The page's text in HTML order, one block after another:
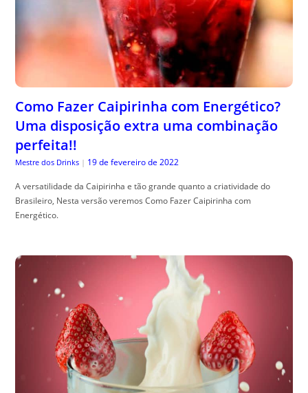
Como Fazer Caipirinha com Energético?
Uma disposição extra uma combinação
perfeita!!
Mestre dos Drinks | 19 de fevereiro de 2022
A versatilidade da Caipirinha e tão grande quanto a criatividade do
Brasileiro, Nesta versão veremos Como Fazer Caipirinha com
Energético.